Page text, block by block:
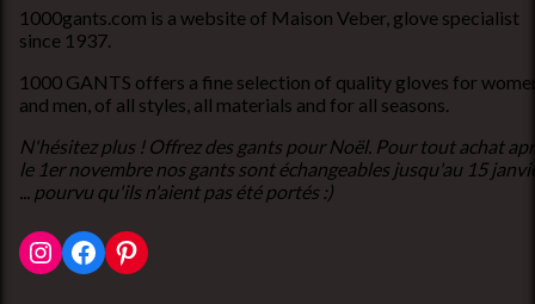
1000gants.com is a website of Maison Veber, glove specialist
since 1937.
1000 GANTS offers a fine selection of quality gloves for
and men, of all styles, all materials and for all seasons.
N'hésitez plus ! Offrez des gants pour Noël. Pour tout achat
le 1er novembre nos gants sont échangeables jusqu'au 15
... pourvu qu'ils n'aient pas été portés :)
Instagram
Facebook
Pinterest